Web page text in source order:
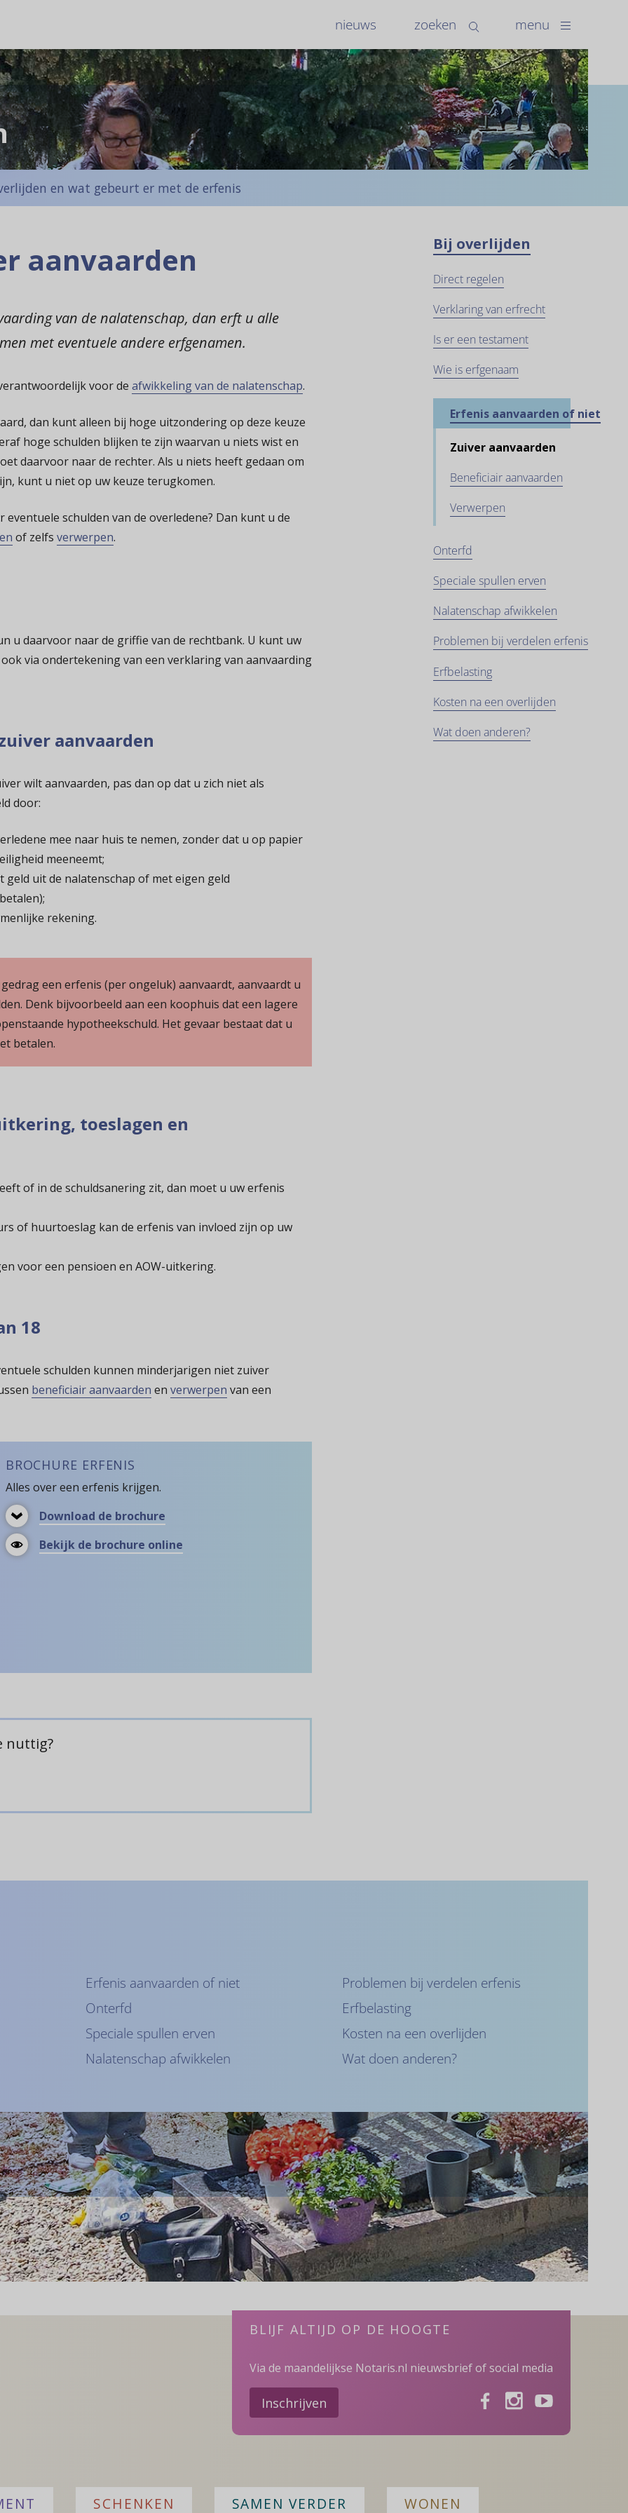
nieuws zoeken menu
en wat gebeurt er met de erfenis
aanvaarden
van de nalatenschap, dan erft u alle
met eventuele andere erfgenamen.
voor de afwikkeling van de nalatenschap.
dan kunt alleen bij hoge uitzondering op deze keuze
hoge schulden blijken te zijn waarvan u niets wist en
daarvoor naar de rechter. Als u niets heeft gedaan om
kunt u niet op uw keuze terugkomen.
schulden van de overledene? Dan kunt u de
of zelfs verwerpen.
u daarvoor naar de griffie van de rechtbank. U kunt uw
via ondertekening van een verklaring van aanvaarding
aanvaarden
wilt aanvaarden, pas dan op dat u zich niet als
door:
mee naar huis te nemen, zonder dat u op papier
meeneemt;
geld uit de nalatenschap of met eigen geld
rekening.
een erfenis (per ongeluk) aanvaardt, aanvaardt u
Denk bijvoorbeeld aan een koophuis dat een lagere
hypotheekschuld. Het gevaar bestaat dat u
betalen.
toeslagen en
of in de schuldsanering zit, dan moet u uw erfenis
of huurtoeslag kan de erfenis van invloed zijn op uw
voor een pensioen en AOW-uitkering.
18
schulden kunnen minderjarigen niet zuiver
beneficiair aanvaarden en verwerpen van een
BROCHURE ERFENIS
Alles over een erfenis krijgen.
Download de brochureBrochure
Erfenis
Bekijk de brochure Brochure
Erfenis
online
nuttig?
Bij overlijden
Direct regelen
Verklaring van erfrecht
Is er een testament
Wie is erfgenaam
Erfenis aanvaarden of niet
Zuiver aanvaarden
Beneficiair aanvaarden
Verwerpen
Onterfd
Speciale spullen erven
Nalatenschap afwikkelen
Problemen bij verdelen erfenis
Erfbelasting
Kosten na een overlijden
Wat doen anderen?
Erfenis aanvaarden of niet
Onterfd
Speciale spullen erven
Nalatenschap afwikkelen
Problemen bij verdelen erfenis
Erfbelasting
Kosten na een overlijden
Wat doen anderen?
BLIJF ALTIJD OP DE HOOGTE
Via de maandelijkse Notaris.nl nieuwsbrief of social media
Inschrijven FacebookInstagram
Youtube
SCHENKEN SAMEN VERDER WONEN